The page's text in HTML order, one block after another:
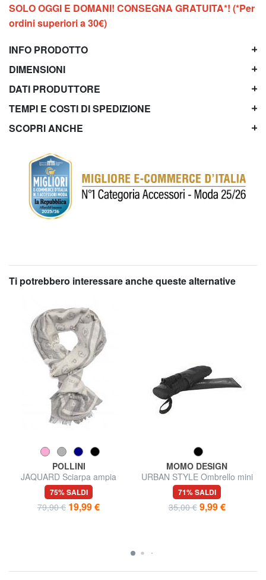
SOLO OGGI E DOMANI! CONSEGNA GRATUITA*! (*Per
ordini superiori a 30€)
INFO PRODOTTO
DIMENSIONI
DATI PRODUTTORE
TEMPI E COSTI DI SPEDIZIONE
SCOPRI ANCHE
Ti potrebbero interessare anche queste alternative
POLLINI
JAQUARD Sciarpa ampia
75% SALDI
79,90 € 19,99 €
MOMO DESIGN
URBAN STYLE Ombrello mini
71% SALDI
35,00 € 9,99 €